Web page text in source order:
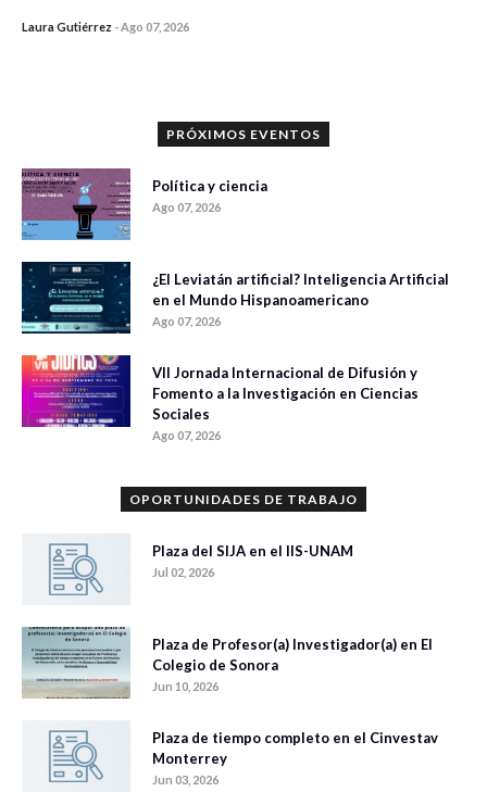
Laura Gutiérrez -Ago 07, 2026
PRÓXIMOS EVENTOS
Política y ciencia
Ago 07, 2026
¿El Leviatán artificial? Inteligencia Artificial
en el Mundo Hispanoamericano
Ago 07, 2026
VII Jornada Internacional de Difusión y
Fomento a la Investigación en Ciencias
Sociales
Ago 07, 2026
OPORTUNIDADES DE TRABAJO
Plaza del SIJA en el IIS-UNAM
Jul 02, 2026
Plaza de Profesor(a) Investigador(a) en El
Colegio de Sonora
Jun 10, 2026
Plaza de tiempo completo en el Cinvestav
Monterrey
Jun 03, 2026